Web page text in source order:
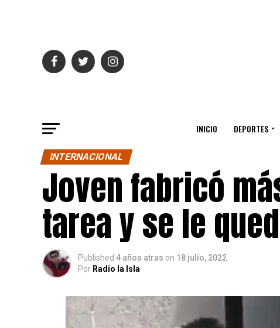
INICIO DEPORTES
INTERNACIONAL
Joven fabricó
tarea y se le
Published 4 años atras on 18 julio, 2022
Por Radio la Isla